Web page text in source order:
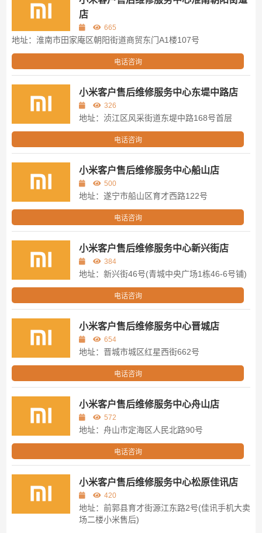
店
665
地址：淮南市田家庵区朝阳街道商贸东门A1楼107号
电话咨询
小米客户售后维修服务中心东堤中路店
326
地址：浈江区风采街道东堤中路168号首层
电话咨询
小米客户售后维修服务中心船山店
500
地址：遂宁市船山区育才西路122号
电话咨询
小米客户售后维修服务中心新兴街店
384
地址：新兴街46号(青城中央广场1栋46-6号铺)
电话咨询
小米客户售后维修服务中心晋城店
654
地址：晋城市城区红星西街662号
电话咨询
小米客户售后维修服务中心舟山店
572
地址：舟山市定海区人民北路90号
电话咨询
小米客户售后维修服务中心松原佳讯店
420
地址：前郭县育才街源江东路2号(佳讯手机大卖
场二楼小米售后)